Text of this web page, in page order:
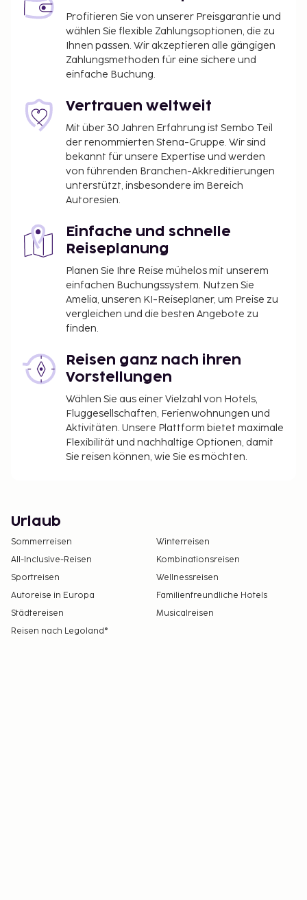
Profitieren Sie von unserer Preisgarantie und
wählen Sie flexible Zahlungsoptionen, die zu
Ihnen passen. Wir akzeptieren alle gängigen
Zahlungsmethoden für eine sichere und
einfache Buchung.
Vertrauen weltweit
Mit über 30 Jahren Erfahrung ist Sembo Teil
der renommierten Stena-Gruppe. Wir sind
bekannt für unsere Expertise und werden
von führenden Branchen-Akkreditierungen
unterstützt, insbesondere im Bereich
Autoresien.
Einfache und schnelle
Reiseplanung
Planen Sie Ihre Reise mühelos mit unserem
einfachen Buchungssystem. Nutzen Sie
Amelia, unseren KI-Reiseplaner, um Preise zu
vergleichen und die besten Angebote zu
finden.
Reisen ganz nach ihren
Vorstellungen
Wählen Sie aus einer Vielzahl von Hotels,
Fluggesellschaften, Ferienwohnungen und
Aktivitäten. Unsere Plattform bietet maximale
Flexibilität und nachhaltige Optionen, damit
Sie reisen können, wie Sie es möchten.
Urlaub
Sommerreisen
Winterreisen
All-Inclusive-Reisen
Kombinationsreisen
Sportreisen
Wellnessreisen
Autoreise in Europa
Familienfreundliche Hotels
Städtereisen
Musicalreisen
Reisen nach Legoland®